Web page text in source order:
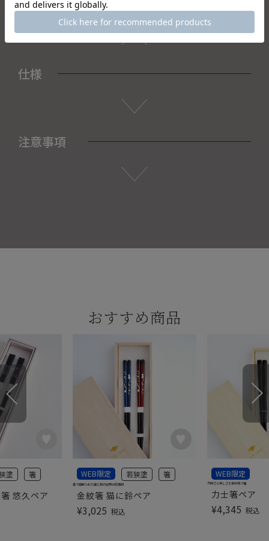
・桐箱×1
仕様
注意事項
おすすめ商品
悠久ペア
塗 箸
金紋箸 猫に鈴ペア
WEB限定 若狭塗 箸
¥3,025 税込
金で縁取られた猫と鈴の絵柄が印象的
力士箸ペア
WEB限定
¥4,345 税込
力強さと美しさを併せ持つ箸